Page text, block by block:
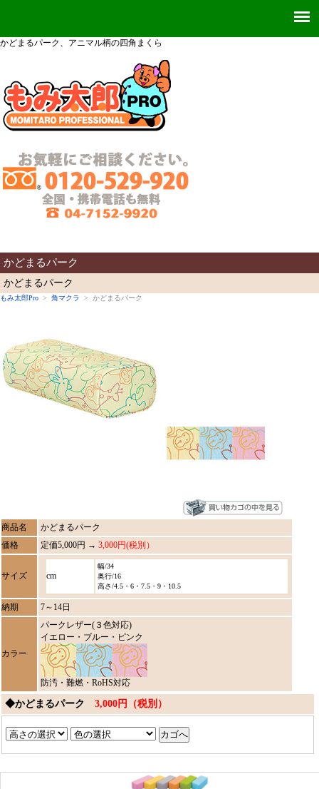
かどまるパーク、アニマル柄の四角まくら
かどまるパーク
かどまるパーク
もみ太郎Pro > 角マクラ > かどまるパーク
商品名
かどまるパーク
価格
定価5,000円 → 3,000円(税別）
サイズ cm
幅/34
奥行/16
高さ/4.5・6・7.5・9・10.5
納期 7～14日
カラー
パークレザー(３色対応)
イエロー・ブルー・ピンク
防汚・難燃・RoHS対応
◆かどまるパーク 3,000円（税別）